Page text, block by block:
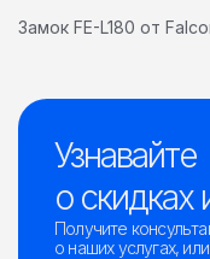
Замок FE-L180 от
Узнавайте
о скидках
Получите
о наших услугах,